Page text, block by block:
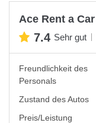
Ace Rent a Car
7.4 Sehr gut
Freundlichkeit des
Personals
Zustand des Autos
Preis/Leistung